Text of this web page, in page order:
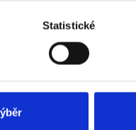
Statistické
konkretní naměřené hodnoty